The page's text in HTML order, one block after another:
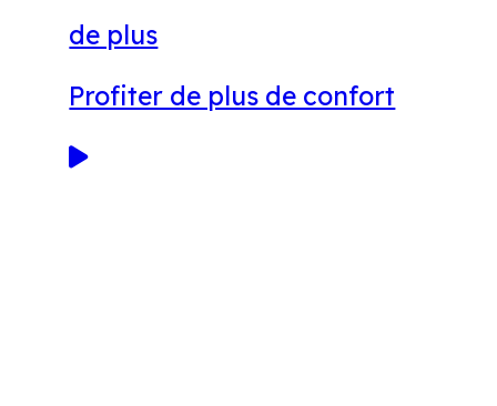
de plus
Profiter de plus de confort